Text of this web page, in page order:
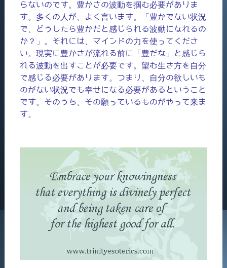
らないのです。豊かさの波動を掴む必要がありま
す。多くの人が、よく言います。「豊かでない状況
で、どうしたら豊かだと感じられる波動になれるの
か？」。それには、マインドの力を使ってくださ
い。現実に豊かさが流れる前に「豊だな」と感じら
れる波動を出すことが必要です。望む生き方を自分
で感じる必要があります。つまり、自分の欲しいも
のがない状況でも幸せになる必要があるということ
です。そのうち、その願っているものがやって来ま
す。